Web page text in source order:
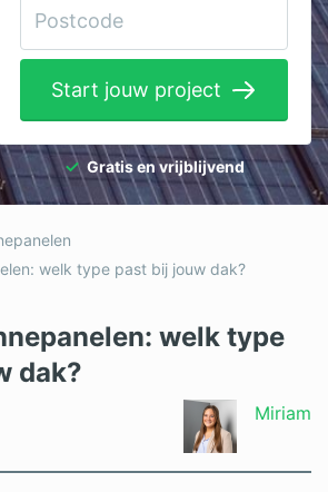
Start jouw project
Gratis en vrijblijvend
welk type past bij jouw dak?
welk type
dak?
Miriam